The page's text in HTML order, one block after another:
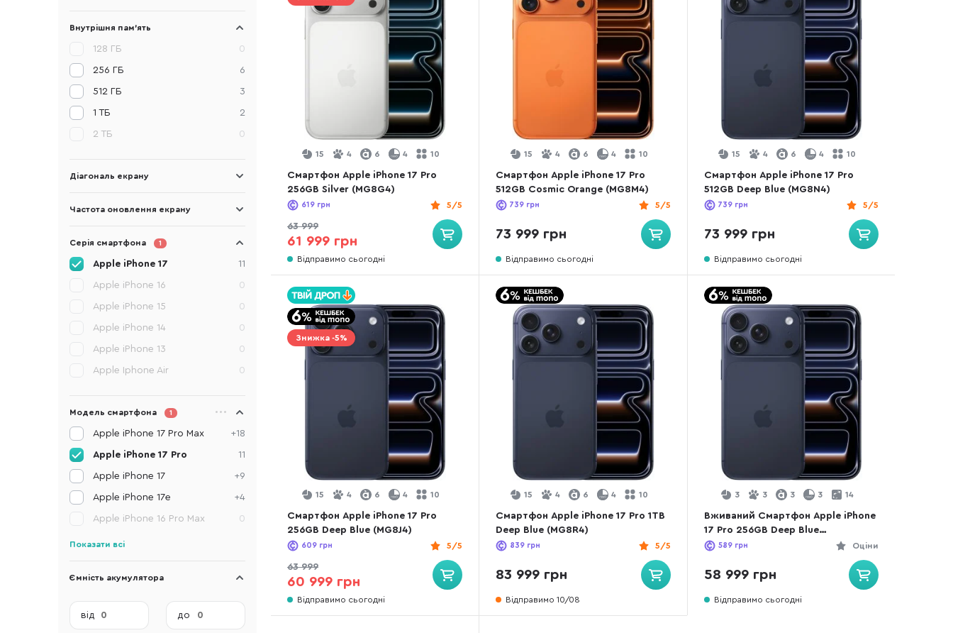
15 4 6 4 10
Смартфон Apple iPhone 17 Pro
256GB Silver (MG8G4)
5/5
619 грн
63 999
61 999 грн
Відправимо сьогодні
15 4 6 4 10
Смартфон Apple iPhone 17 Pro
512GB Cosmic Orange (MG8M4)
5/5
739 грн
73 999 грн
Відправимо сьогодні
15 4 6 4 10
Смартфон Apple iPhone 17 Pro
512GB Deep Blue (MG8N4)
5/5
739грн
73 999 грн
Відправимо сьогодні
Знижка -5%
15 4 6 4 10
Смартфон Apple iPhone 17 Pro
256GB Deep Blue (MG8J4)
5/5
609 грн
63 999
60 999 грн
Відправимо сьогодні
15 4 6 4 10
Смартфон Apple iPhone 17 Pro 1TB
Deep Blue (MG8R4)
5/5
839 грн
83 999 грн
Відправимо 10/08
3 3 3 3 14
Вживаний Смартфон Apple iPhone
17 Pro 256GB Deep Blue
(17P256DBREFA++) практично
Оціни
589грн
58 999 грн
Відправимо сьогодні
Внутрішня пам'ять
0
128 ГБ
6
256 ГБ
3
512 ГБ
2
1 ТБ
0
2 ТБ
Діагональ екрану
Частота оновлення екрану
Серія смартфона 1
11
Apple iPhone 17
0
Apple iPhone 16
0
Apple iPhone 15
0
Apple iPhone 14
0
Apple iPhone 13
0
Apple Iphone Air
Модель смартфона 1
+18
Apple iPhone 17 Pro Max
11
Apple iPhone 17 Pro
+9
Apple iPhone 17
+4
Apple iPhone 17e
0
Apple iPhone 16 Pro Max
Показати всі
Ємність акумулятора
від до